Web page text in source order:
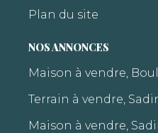
Plan du site
NOS ANNONCES
Maison à vendre,
Terrain à vendre,
Maison à vendre,